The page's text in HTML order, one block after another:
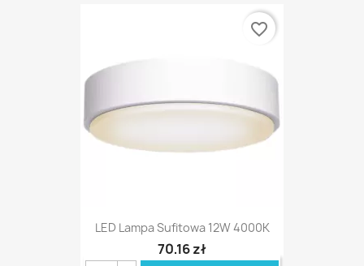
LED Lampa Sufitowa 12W 4000K
70,16 zł
favorite_border